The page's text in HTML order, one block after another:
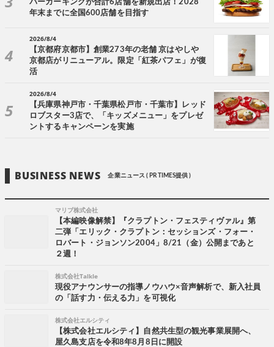
バーガーキングが合計6店舗を新規出店！2028
年末までに全国600店舗を目指す
2026/8/4
【京都府京都市】創業273年の老舗 京はやしや
京都店がリニューアル。限定「紅茶パフェ」が復
活
2026/8/4
【兵庫県神戸市・千葉県松戸市・千葉市】レッド
ロブスター3店で、「キッズメニュー」をプレゼ
ントするキャンペーンを実施
BUSINESS NEWS 企業ニュース ( PR TIMES提供 )
マリブ株式会社
【本編映像解禁】『クラプトン・フェスティヴァル』第
二弾「エリック・クラプトン：セッションズ・フォー・
ロバート・ジョンソン2004」8/21（金）公開まであと
２週！
株式会社Talkle
現役アナウンサーの指導ノウハウ×音声解析で、新入社員
の「話す力・伝える力」を可視化
株式会社エルシティ
【株式会社エルシティ】自然共生型の観光事業展開へ、
屋久島支店を令和8年8月8日に開設